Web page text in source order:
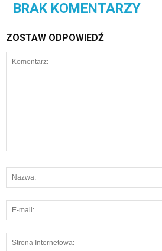
BRAK KOMENTARZY
ZOSTAW ODPOWIEDŹ